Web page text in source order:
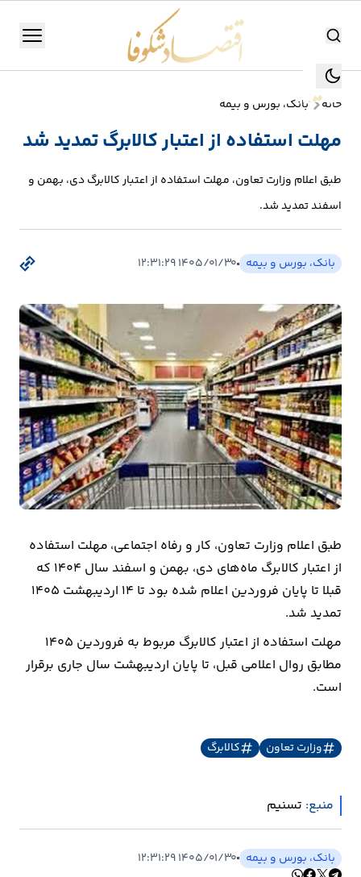
جستجو جستجو
منو
تولید
و
انرژی
بانک،
بورس
و
بیمه
اقتصاد
جهان
بازار
و
کشاورزی
راه
اقتصاد
ارتباطات
خودرو
عمومی
خانه بانک، بورس و بیمه
مهلت استفاده از اعتبار کالابرگ تمدید شد
طبق اعلام وزارت تعاون، مهلت استفاده از اعتبار کالابرگ دی، بهمن و
اسفند تمدید شد.
بانک، بورس و بیمه ۱۴۰۵/۰۱/۳۰ ۱۲:۳۱:۲۹
طبق اعلام وزارت تعاون، کار و رفاه اجتماعی، مهلت استفاده
از اعتبار کالابرگ ماه‌های دی، بهمن و اسفند سال 1404 که
قبلا تا پایان فروردین اعلام شده بود تا 14 اردیبهشت 1405
تمدید شد.
مهلت استفاده از اعتبار کالابرگ مربوط به فروردین 1405
مطابق روال اعلامی قبل، تا پایان اردیبهشت سال جاری برقرار
است.
وزارت تعاون کالابرگ
منبع: تسنیم
بانک، بورس و بیمه ۱۴۰۵/۰۱/۳۰ ۱۲:۳۱:۲۹